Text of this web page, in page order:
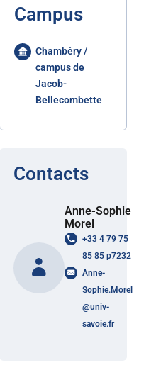
Campus
Chambéry /
campus de
Jacob-
Bellecombette
Contacts
Anne-Sophie
Morel
+33 4 79 75
85 85 p7232
Anne-
Sophie.Morel
@univ-
savoie.fr